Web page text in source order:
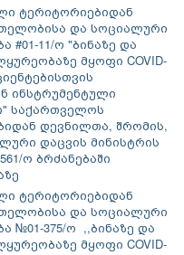
ტერიტორიებიდან
და სოციალური
#01-11/ო "ბინაზე და
მყოფი COVID-
ინსტრუმენტული
საქართველოს
დევნილთა, შრომის,
დაცვის მინისტრის
ო ბრძანებაში
ტერიტორიებიდან
და სოციალური
№01-375/ო ,,ბინაზე და
მყოფი COVID-